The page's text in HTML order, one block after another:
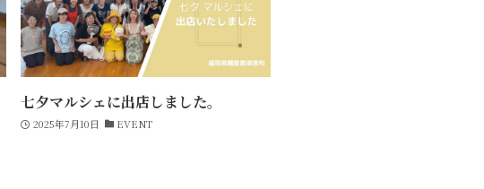
七夕マルシェに出店しました。
2025年7月10日 EVENT